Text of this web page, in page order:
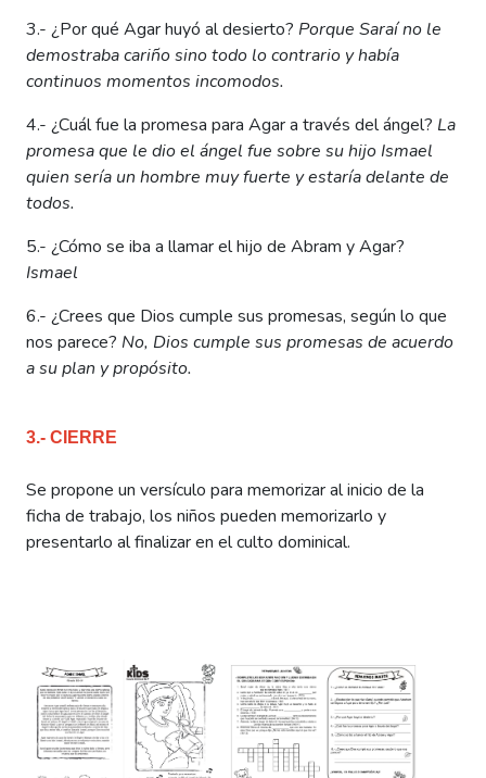
3.- ¿Por qué Agar huyó al desierto? Porque Saraí no le
demostraba cariño sino todo lo contrario y había
continuos momentos incomodos.
4.- ¿Cuál fue la promesa para Agar a través del ángel? La
promesa que le dio el ángel fue sobre su hijo Ismael
quien sería un hombre muy fuerte y estaría delante de
todos.
5.- ¿Cómo se iba a llamar el hijo de Abram y Agar?
Ismael
6.- ¿Crees que Dios cumple sus promesas, según lo que
nos parece? No, Dios cumple sus promesas de acuerdo
a su plan y propósito.
3.- CIERRE
Se propone un versículo para memorizar al inicio de la
ficha de trabajo, los niños pueden memorizarlo y
presentarlo al finalizar en el culto dominical.